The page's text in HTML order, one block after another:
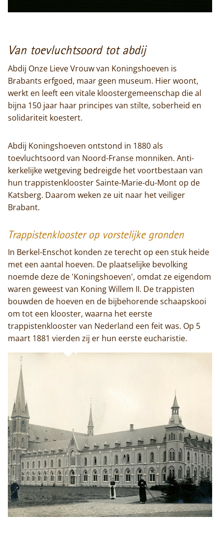
Van toevluchtsoord tot abdij
Abdij Onze Lieve Vrouw van Koningshoeven is
Brabants erfgoed, maar geen museum. Hier woont,
werkt en leeft een vitale kloostergemeenschap die al
bijna 150 jaar haar principes van stilte, soberheid en
solidariteit koestert.
Abdij Koningshoeven ontstond in 1880 als
toevluchtsoord van Noord-Franse monniken. Anti-
kerkelijke wetgeving bedreigde het voortbestaan van
hun trappistenklooster Sainte-Marie-du-Mont op de
Katsberg. Daarom weken ze uit naar het veiliger
Brabant.
Trappistenklooster op vorstelijke gronden
In Berkel-Enschot konden ze terecht op een stuk heide
met een aantal hoeven. De plaatselijke bevolking
noemde deze de 'Koningshoeven', omdat ze eigendom
waren geweest van Koning Willem II. De trappisten
bouwden de hoeven en de bijbehorende schaapskooi
om tot een klooster, waarna het eerste
trappistenklooster van Nederland een feit was. Op 5
maart 1881 vierden zij er hun eerste eucharistie.